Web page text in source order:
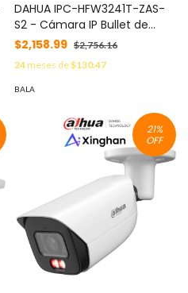
DAHUA IPC-HFW3241T-ZAS-
S2 - Cámara IP Bullet de
2MP/WizSense/Lente
Motorizado de 2.7 a 13 mm/
IR de 60 Metros/ Micrófono
Integrado/ IA/ SMD 4.0/ AI
Alarma y Audio/ IP67/
PoE/Ranura para Micro
SD#DAHQ1M #IMD #DA5
#MCI2 #IPMC #SED
$2,158.99 $2,756.16
24meses de$130.47
BALA
21%
OFF